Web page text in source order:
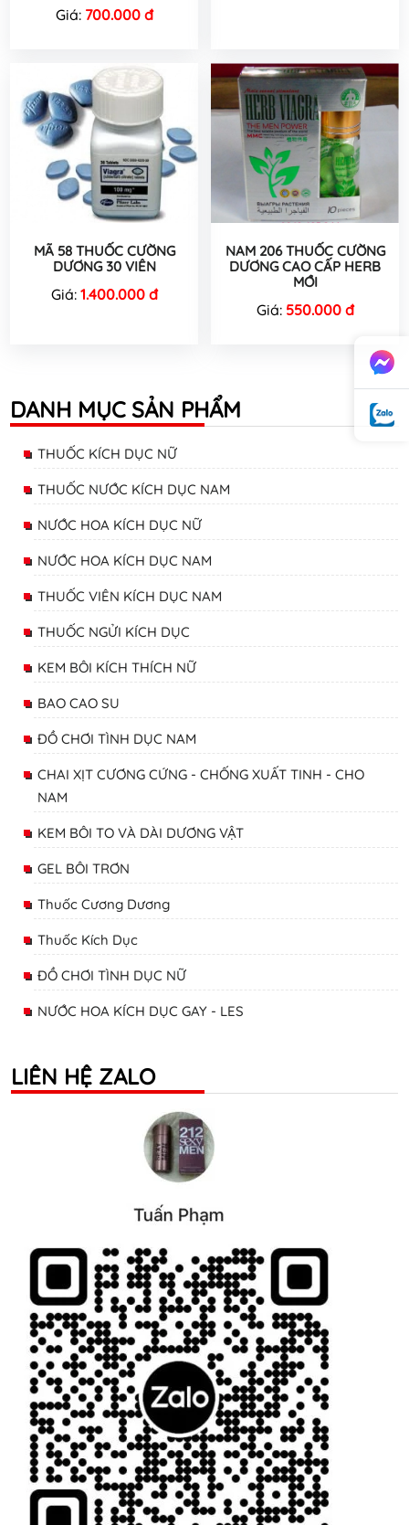
Giá: 700.000 đ
MÃ 58 THUỐC CƯỜNG
DƯƠNG 30 VIÊN
Giá: 1.400.000 đ
NAM 206 THUỐC CƯỜNG
DƯƠNG CAO CẤP HERB
MỚI
Giá: 550.000 đ
DANH MỤC SẢN PHẨM
THUỐC KÍCH DỤC NỮ
THUỐC NƯỚC KÍCH DỤC NAM
NƯỚC HOA KÍCH DỤC NỮ
NƯỚC HOA KÍCH DỤC NAM
THUỐC VIÊN KÍCH DỤC NAM
THUỐC NGỬI KÍCH DỤC
KEM BÔI KÍCH THÍCH NỮ
BAO CAO SU
ĐỒ CHƠI TÌNH DỤC NAM
CHAI XỊT CƯƠNG CỨNG - CHỐNG XUẤT TINH - CHO
NAM
KEM BÔI TO VÀ DÀI DƯƠNG VẬT
GEL BÔI TRƠN
Thuốc Cương Dương
Thuốc Kích Dục
ĐỒ CHƠI TÌNH DỤC NỮ
NƯỚC HOA KÍCH DỤC GAY - LES
LIÊN HỆ ZALO